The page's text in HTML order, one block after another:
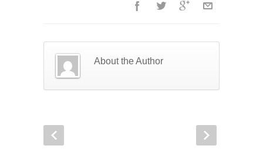
About the Author